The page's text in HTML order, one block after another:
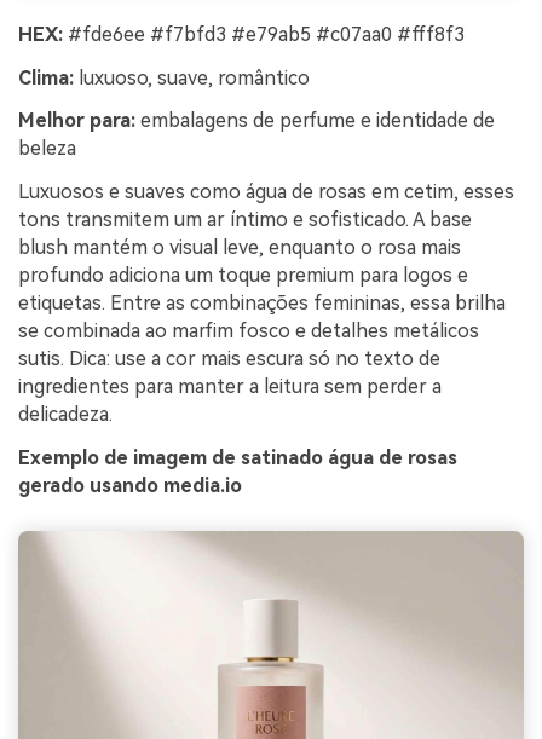
HEX: #fde6ee #f7bfd3 #e79ab5 #c07aa0 #fff8f3
Clima: luxuoso, suave, romântico
Melhor para: embalagens de perfume e identidade de
beleza
Luxuosos e suaves como água de rosas em cetim, esses
tons transmitem um ar íntimo e sofisticado. A base
blush mantém o visual leve, enquanto o rosa mais
profundo adiciona um toque premium para logos e
etiquetas. Entre as combinações femininas, essa brilha
se combinada ao marfim fosco e detalhes metálicos
sutis. Dica: use a cor mais escura só no texto de
ingredientes para manter a leitura sem perder a
delicadeza.
Exemplo de imagem de satinado água de rosas
gerado usando media.io